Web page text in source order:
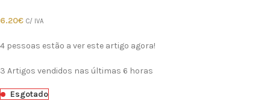
6.20€ C/ IVA
4 pessoas estão a ver este artigo agora!
3 Artigos vendidos nas últimas 6 horas
Esgotado